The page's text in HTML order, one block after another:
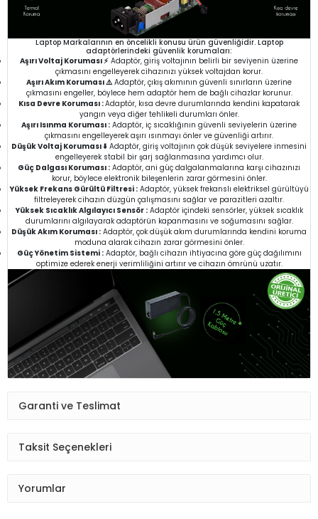
Laptop Markalarının en öncelikli konusu ürün güvenliğidir. Laptop
adaptörlerindeki güvenlik korumaları:
Aşırı Voltaj Koruması ⚡ Adaptör, giriş voltajının belirli bir seviyenin üzerine
çıkmasını engelleyerek cihazınızı yüksek voltajdan korur.
Aşırı Akım Koruması ⚠️Adaptör, çıkış akımının güvenli sınırların üzerine
çıkmasını engeller, böylece hem adaptör hem de bağlı cihazlar korunur.
Kısa Devre Koruması :Adaptör, kısa devre durumlarında kendini kapatarak
yangın veya diğer tehlikeli durumları önler.
Aşırı Isınma Koruması : Adaptör, iç sıcaklığının güvenli seviyelerin üzerine
çıkmasını engelleyerek aşırı ısınmayı önler ve güvenliği artırır.
Düşük Voltaj Koruması ⬇️ Adaptör, giriş voltajının çok düşük seviyelere inmesini
engelleyerek stabil bir şarj sağlanmasına yardımcı olur.
Güç Dalgası Koruması : Adaptör, ani güç dalgalanmalarına karşı cihazınızı
korur, böylece elektronik bileşenlerin zarar görmesini önler.
Yüksek Frekans Gürültü Filtresi :Adaptör, yüksek frekanslı elektriksel gürültüyü
filtreleyerek cihazın düzgün çalışmasını sağlar ve parazitleri azaltır.
Yüksek Sıcaklık Algılayıcı Sensör :Adaptör içindeki sensörler, yüksek sıcaklık
durumlarını algılayarak adaptörün kapanmasını ve soğumasını sağlar.
Düşük Akım Koruması : Adaptör, çok düşük akım durumlarında kendini koruma
moduna alarak cihazın zarar görmesini önler.
Güç Yönetim Sistemi :Adaptör, bağlı cihazın ihtiyacına göre güç dağılımını
optimize ederek enerji verimliliğini artırır ve cihazın ömrünü uzatır.
Garanti ve Teslimat
Taksit Seçenekleri
Yorumlar